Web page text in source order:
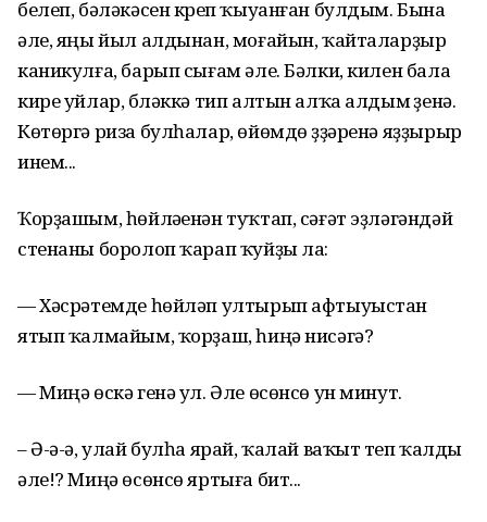
белеп, бәләкәсен күреп ҡыуанған булдым. Бына
әле, яңы йыл алдынан, моғайын, ҡайталарҙыр
каникулға, барып сығам әле. Бәлки, килен бала
кире уйлар, бүләккә тип алтын алҡа алдым үҙенә.
Көтөргә риза булһалар, өйөмдө үҙҙәренә яҙҙырыр
инем...
Ҡорҙашым, һөйләүенән туҡтап, сәғәт эҙләгәндәй
стенаны боролоп ҡарап ҡуйҙы ла:
— Хәсрәтемде һөйләп ултырып афтыуыстан
ятып ҡалмайым, ҡорҙаш, һиңә нисәгә?
— Миңә өскә генә ул. Әле өсөнсө ун минут.
– Ә-ә-ә, улай булһа ярай, ҡалай ваҡыт үтеп ҡалды
әле!? Миңә өсөнсө яртыға бит...